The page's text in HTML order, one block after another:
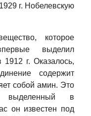
г. Нобелевскую
которое
выделил
г. Оказалось,
содержит
собой амин. Это
в
он известен под